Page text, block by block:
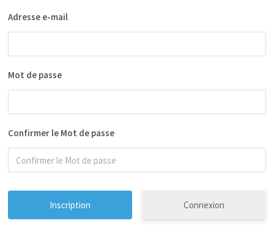
Adresse e-mail
Mot de passe
Confirmer le Mot de passe
Connexion